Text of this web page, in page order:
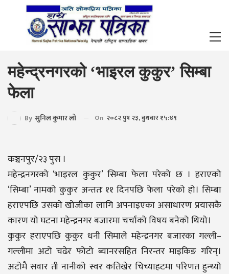
महेन्द्रनगरको ‘भाइरल कुकुर’ सिम्बा
फेला
By सुनिल कुमार लो On २०८२ पुष २३, बुधबार १५:४९
कञ्चनपुर/२३ पुस ।
महेन्द्रनगरको ‘भाइरल कुकुर’ सिम्बा फेला परेको छ । हराएको
‘सिम्बा’ नामको कुकुर अन्ततः ११ दिनपछि फेला परेको हो। सिम्बा
हराएपछि उसको खोजीका लागि अपनाइएका असाधारण प्रयासकै
कारण यो घटना महेन्द्रनगर बजारमा चर्चाको विषय बनेको थियो।
कुकुर हराएपछि कुकुर धनी सिमाले महेन्द्रनगर बजारका गल्ली–
गल्लीमा अटो चढेर फोटो ब्यानरसहित निरन्तर माइकिङ गरिन्।
अटोमै सवार ती नानीको स्वर कतिखेर चिच्याहटमा परिणत हुन्थ्यो